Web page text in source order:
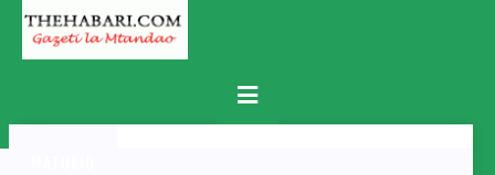
Skip
content
Primary
Menu